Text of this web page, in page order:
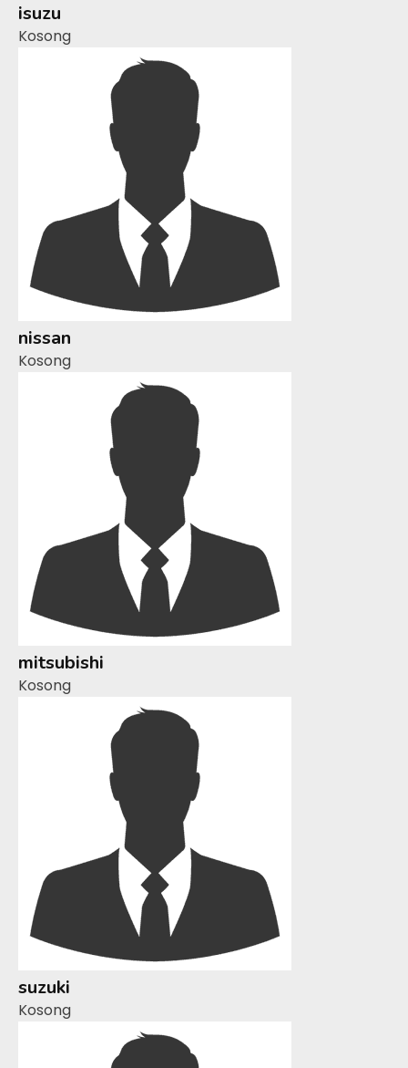
isuzu
Kosong
nissan
Kosong
mitsubishi
Kosong
suzuki
Kosong